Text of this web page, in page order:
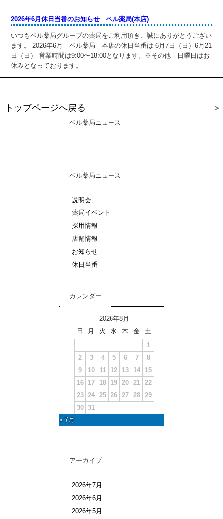
2026年6月休日当番のお知らせ ベル薬局(本店)
いつもベル薬局グループの薬局をご利用頂き、誠にありがとうござい
ます。 2026年6月 ベル薬局 本店の休日当番は 6月7日（日）6月21
日（日） 営業時間は9:00〜18:00となります。※その他 日曜日はお
休みとなっております。
トップページへ戻る
ベル薬局ニュース
ベル薬局ニュース
説明会
薬局イベント
採用情報
店舗情報
お知らせ
休日当番
カレンダー
2026年8月
日
月 火 水 木 金
土
1
2
3 4 5 6 7
8
9
10 11 12 13 14
15
16
17 18 19 20 21
22
23 24 25 26 27 28 29
30 31
« 7月
アーカイブ
2026年7月
2026年6月
2026年5月